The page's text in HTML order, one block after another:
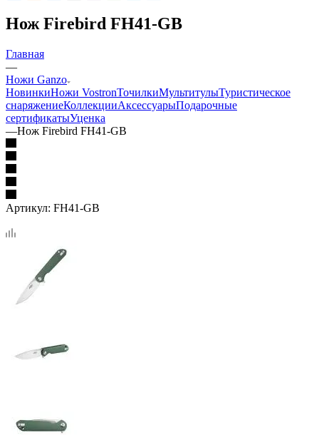
Нож Firebird FH41-GB
Главная
—
Ножи Ganzo
НовинкиНожи VostronТочилкиМультитулыТуристическое
снаряжениеКоллекцииАксессуарыПодарочные
сертификатыУценка
—Нож Firebird FH41-GB
Артикул: FH41-GB